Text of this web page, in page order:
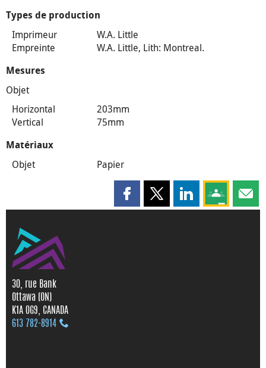
Types de production
Imprimeur
W.A. Little
Empreinte
W.A. Little, Lith: Montreal.
Mesures
Objet
Horizontal
203mm
Vertical
75mm
Matériaux
Objet Papier
Partager cette page sur
Partager cette page sur X
Partager cette
Partagez
30, rue Bank
Ottawa (ON)
K1A 0G9, CANADA
613 782‑8914